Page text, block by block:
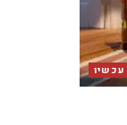
עכשיו